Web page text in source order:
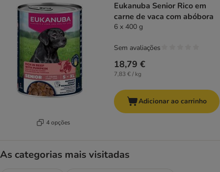
4 opções
Eukanuba Senior Rico em
carne de vaca com abóbora
6 x 400 g
18,79 €
7,83 € / kg
Sem avaliações
Adicionar ao carrinho
As categorias mais visitadas